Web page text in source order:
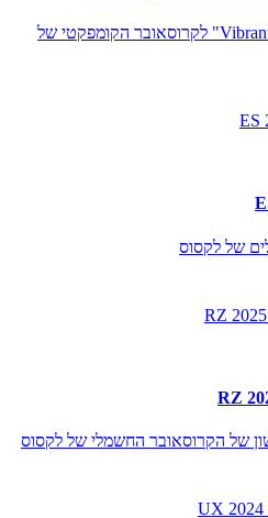
רמת הגימור היוקרתית "Vibrant Edition" לקרוסאובר הקומפקטי של
של לקסוס
של הקרוסאובר החשמלי של לקסוס